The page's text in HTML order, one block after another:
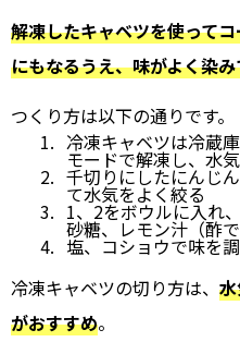
解凍したキャベツを使って
にもなるうえ、味がよく染
つくり方は以下の通りです。
冷凍キャベツは冷蔵
モードで解凍し、水
千切りにしたにんじ
て水気をよく絞る
1、2をボウルに入れ
砂糖、レモン汁（酢
塩、コショウで味を
冷凍キャベツの切り方は、
がおすすめ。